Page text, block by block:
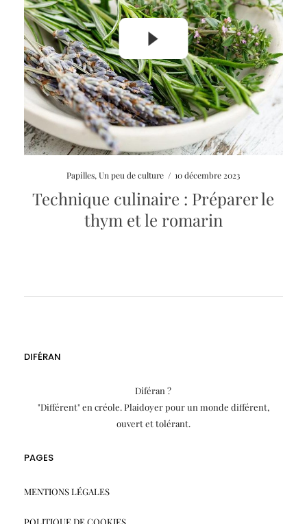
video
modal
Papilles,Un peu de culture / 10 décembre 2023
Technique culinaire : Préparer le
thym et le romarin
DIFÉRAN
Diféran ?
"Différent" en créole. Plaidoyer pour un monde différent,
ouvert et tolérant.
PAGES
MENTIONS LÉGALES
POLITIQUE DE COOKIES